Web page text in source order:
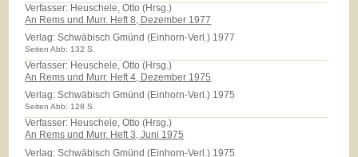
Verfasser: Heuschele, Otto (Hrsg.)
An Rems und Murr. Heft 8, Dezember 1977
Verlag:Schwäbisch Gmünd (Einhorn-Verl.) 1977
Seiten Abb: 132 S.
Verfasser: Heuschele, Otto (Hrsg.)
An Rems und Murr. Heft 4, Dezember 1975
Verlag:Schwäbisch Gmünd (Einhorn-Verl.) 1975
Seiten Abb: 128 S.
Verfasser: Heuschele, Otto (Hrsg.)
An Rems und Murr. Heft 3, Juni 1975
Verlag:Schwäbisch Gmünd (Einhorn-Verl.) 1975